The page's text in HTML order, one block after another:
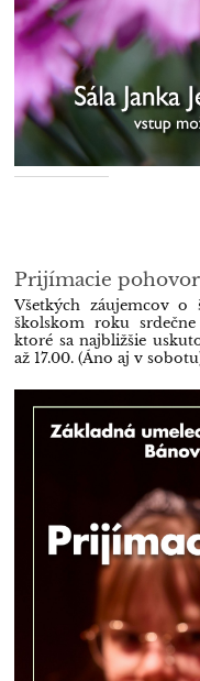
Prijímacie
Všetkých záujemcov
školskom roku
ktoré sa najbližšie
až 17.00. (Áno aj v